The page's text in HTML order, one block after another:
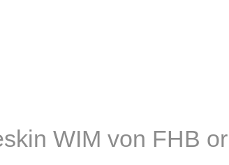
WIM von FHB